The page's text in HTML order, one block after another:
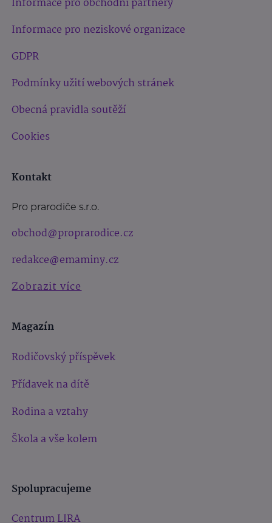
Informace pro neziskové organizace
GDPR
Podmínky užití webových stránek
Obecná pravidla soutěží
Cookies
Kontakt
Pro prarodiče s.r.o.
obchod@proprarodice.cz
redakce@emaminy.cz
Zobrazit více
Magazín
Rodičovský příspěvek
Přídavek na dítě
Rodina a vztahy
Škola a vše kolem
Spolupracujeme
Centrum LIRA